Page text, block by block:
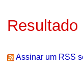
Assinar um RSS